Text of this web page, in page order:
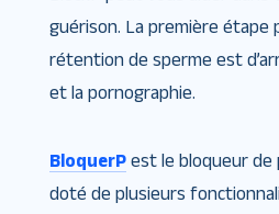
guérison. La première étape
rétention de sperme est
et la pornographie.
BloquerPest le bloqueur de
doté de plusieurs